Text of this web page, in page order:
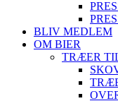
BLIV MEDLEM
OM BIER
TRÆER